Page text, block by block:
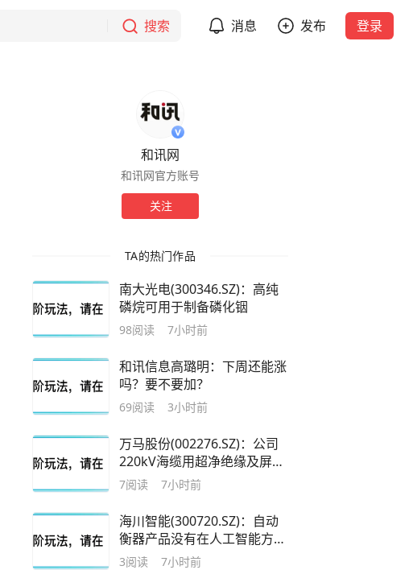
搜索 消息 发布 登录
和讯网
和讯网官方账号
关注
TA的热门作品
南大光电(300346.SZ)：高纯
磷烷可用于制备磷化铟
98阅读 7小时前
和讯信息高璐明：下周还能涨
吗？要不要加？
69阅读 3小时前
万马股份(002276.SZ)：公司
220kV海缆用超净绝缘及屏蔽
材料已实现工程化应用
7阅读 7小时前
海川智能(300720.SZ)：自动
衡器产品没有在人工智能方面
的布局
3阅读 7小时前